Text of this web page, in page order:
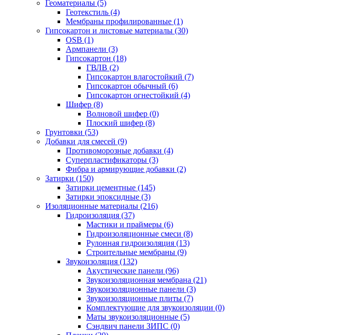
Геоматериалы (5)
Геотекстиль (4)
Мембраны профилированные (1)
Гипсокартон и листовые материалы (30)
OSB (1)
Армпанели (3)
Гипсокартон (18)
ГВЛВ (2)
Гипсокартон влагостойкий (7)
Гипсокартон обычный (6)
Гипсокартон огнестойкий (4)
Шифер (8)
Волновой шифер (0)
Плоский шифер (8)
Грунтовки (53)
Добавки для смесей (9)
Противоморозные добавки (4)
Суперпластификаторы (3)
Фибра и армирующие добавки (2)
Затирки (150)
Затирки цементные (145)
Затирки эпоксидные (3)
Изоляционные материалы (216)
Гидроизоляция (37)
Мастики и праймеры (6)
Гидроизоляционные смеси (8)
Рулонная гидроизоляция (13)
Строительные мембраны (9)
Звукоизоляция (132)
Акустические панели (96)
Звукоизоляционная мембрана (21)
Звукоизоляционные панели (3)
Звукоизоляционные плиты (7)
Комплектующие для звукоизоляции (0)
Маты звукоизоляционные (5)
Сэндвич панели ЗИПС (0)